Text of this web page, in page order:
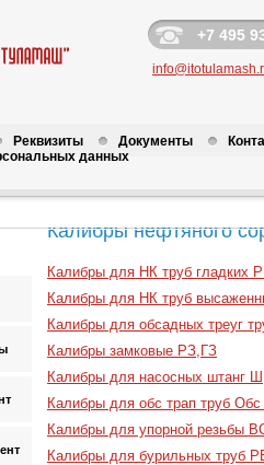
+7 495
Реквизиты Документы
данных
Калибры нефтяного
Калибры для НК труб гладких
Калибры для НК труб
Калибры для обсадных треуг
Калибры замковые РЗ,ГЗ
Калибры для насосных штанг Ш
Калибры для обс трап труб
Калибры для упорной резьбы
Калибры для бурильных труб